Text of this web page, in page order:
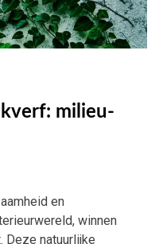
milieu-
en
winnen
Deze natuurlijke